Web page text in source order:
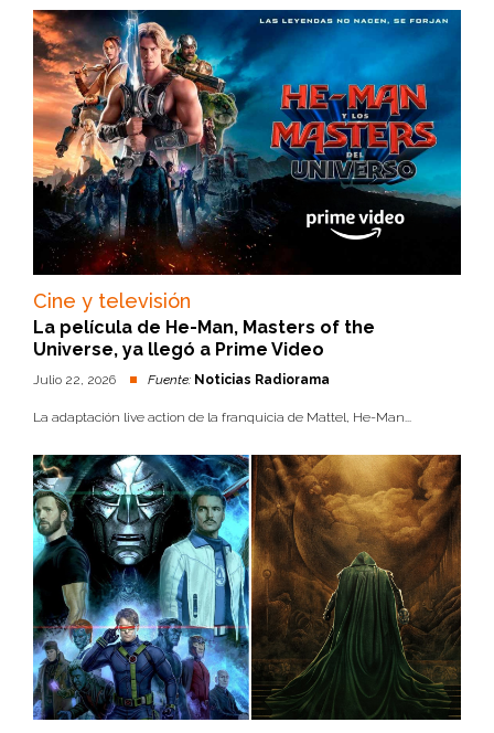
Cine y televisión
La película de He-Man, Masters of the
Universe, ya llegó a Prime Video
Julio 22, 2026 Fuente: Noticias Radiorama
La adaptación live action de la franquicia de Mattel, He-Man...